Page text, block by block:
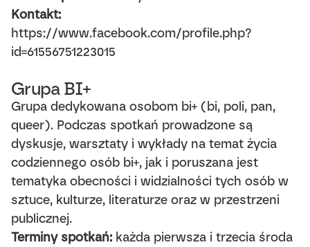
Kontakt:
https://www.facebook.com/profile.php?
id=61556751223015
Grupa BI+
Grupa dedykowana osobom bi+ (bi, poli, pan,
queer). Podczas spotkań prowadzone są
dyskusje, warsztaty i wykłady na temat życia
codziennego osób bi+, jak i poruszana jest
tematyka obecności i widzialności tych osób w
sztuce, kulturze, literaturze oraz w przestrzeni
publicznej.
Terminy spotkań: każda pierwsza i trzecia środa